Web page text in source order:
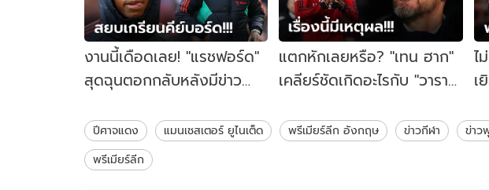
งานนี้เดือดเลย! "แรชฟอร์ด"
สุดฉุนตอกกลับหลังมีข่าว
แตกหักเลยหรือ? "เทน ฮาก"
เคลียร์ชัดเกิดอะไรกับ "วาราน"
ไ
เ
ปีศาจแดง แมนเชสเตอร์ ยูไนเต็ด พรีเมียร์ลีก อังกฤษ ข่าวกีฬา ข่าว
พรีเมียร์ลีก